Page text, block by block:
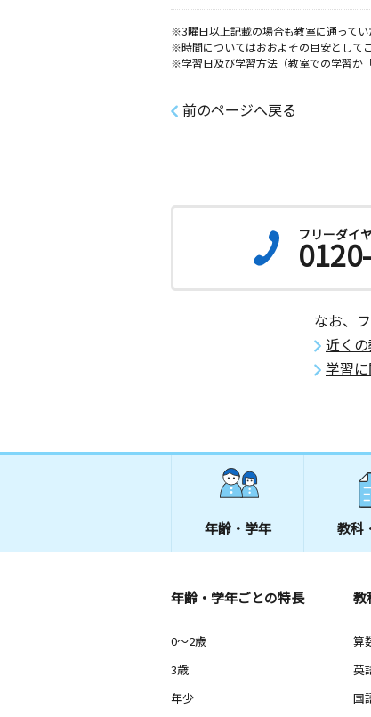
※3曜日以上記載の場合も教室に通ってい
※時間についてはおおよその目安として
※学習日及び学習方法（教室での学習か
前のページへ戻る
フリーダイ
なお、
近く
学習
年齢・学年 教科
年齢・学年ごとの特長
0～2歳
3歳
年少
教
算
英
国